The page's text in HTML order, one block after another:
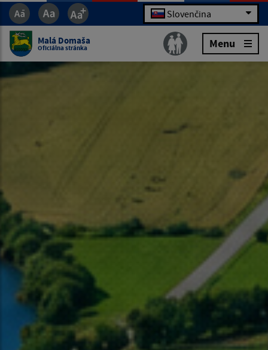
Slovenčina
Malá Domaša
Oficiálna stránka Menu